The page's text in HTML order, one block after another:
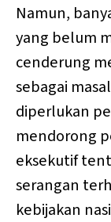
Namun,
yang belum
cenderung
sebagai
diperlukan
mendorong
eksekutif
serangan
kebijakan